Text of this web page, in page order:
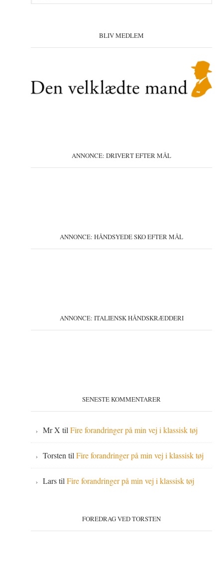
på
BLIV MEDLEM
ANNONCE: DRIVERT EFTER MÅL
ANNONCE: HÅNDSYEDE SKO EFTER MÅL
ANNONCE: ITALIENSK HÅNDSKRÆDDERI
SENESTE KOMMENTARER
Mr X tilFire forandringer på min vej i klassisk tøj
Torsten tilFire forandringer på min vej i klassisk tøj
LarstilFire forandringer på min vej i klassisk tøj
FOREDRAG VED TORSTEN